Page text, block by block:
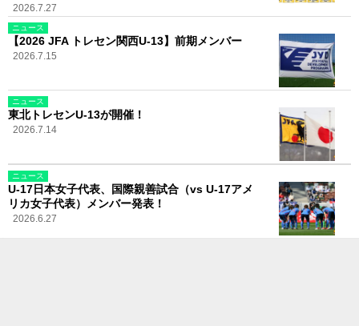
2026.7.27
ニュース
【2026 JFA トレセン関西U-13】前期メンバー
2026.7.15
ニュース
東北トレセンU-13が開催！
2026.7.14
ニュース
U-17日本女子代表、国際親善試合（vs U-17アメ
リカ女子代表）メンバー発表！
2026.6.27